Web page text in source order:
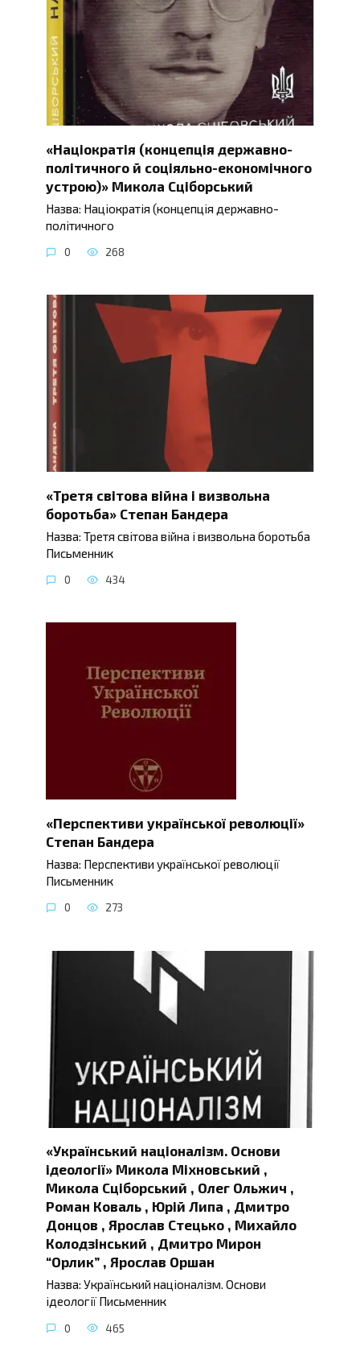
«Націократія (концепція державно-
політичного й соціяльно-економічного
устрою)» Микола Сціборський
Назва: Націократія (концепція державно-
політичного
0 268
«Третя світова війна і визвольна
боротьба» Степан Бандера
Назва: Третя світова війна і визвольна боротьба
Письменник
0 434
«Перспективи української революції»
Степан Бандера
Назва: Перспективи української революції
Письменник
0 273
«Український націоналізм. Основи
ідеології» Микола Міхновський ,
Микола Сціборський , Олег Ольжич ,
Роман Коваль , Юрій Липа , Дмитро
Донцов , Ярослав Стецько , Михайло
Колодзінський , Дмитро Мирон
“Орлик” , Ярослав Оршан
Назва: Український націоналізм. Основи
ідеології Письменник
0 465